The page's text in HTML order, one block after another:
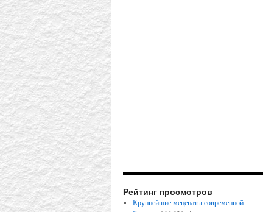
Рейтинг просмотров
Крупнейшие меценаты современной